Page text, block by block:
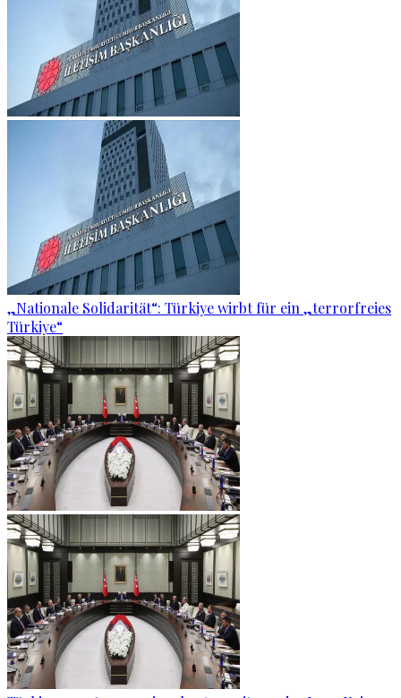
„Nationale Solidarität“: Türkiye wirbt für ein „terrorfreies
Türkiye“